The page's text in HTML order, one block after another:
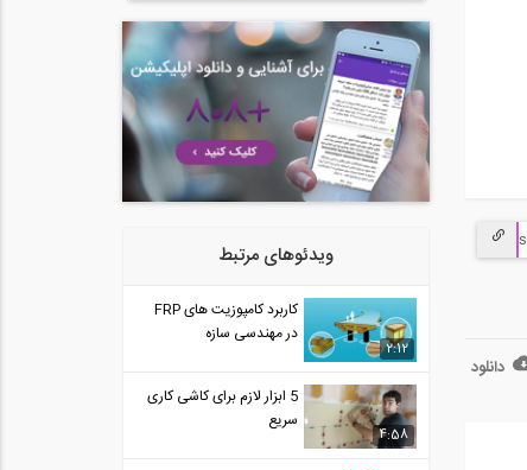
دانلود
ویدئوهای مرتبط
2:12
کاربرد کامپوزیت های FRP
در مهندسی سازه
4:58
5 ابزار لازم برای کاشی کاری
سریع